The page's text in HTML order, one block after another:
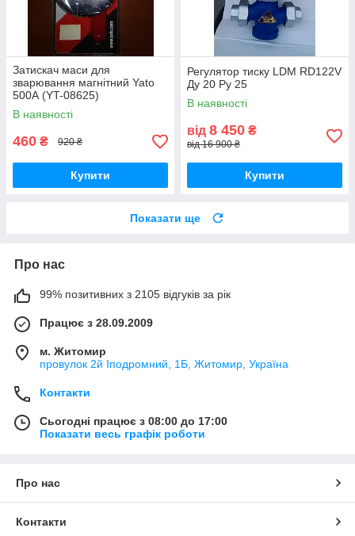
Затискач маси для
зварювання магнітний Yato
500А (YT-08625)
В наявності
460 ₴ 920 ₴
Купити
Регулятор тиску LDM RD122V
Ду 20 Ру 25
В наявності
від 8 450 ₴
від 16 900 ₴
Купити
Показати ще
Про нас
99% позитивних з 2105 відгуків за рік
Працює з 28.09.2009
м. Житомир
провулок 2й Іподромний, 1Б, Житомир, Україна
Контакти
Сьогодні працює з 08:00 до 17:00
Показати весь графік роботи
Про нас
Контакти